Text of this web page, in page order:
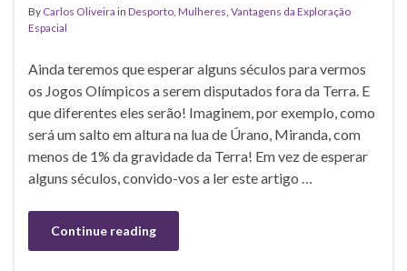
By Carlos Oliveira in Desporto Mulheres Vantagens da Exploração
Espacial
Ainda teremos que esperar alguns séculos para vermos
os Jogos Olímpicos a serem disputados fora da Terra. E
que diferentes eles serão! Imaginem, por exemplo, como
será um salto em altura na lua de Úrano, Miranda, com
menos de 1% da gravidade da Terra! Em vez de esperar
alguns séculos, convido-vos a ler este artigo …
Continue reading